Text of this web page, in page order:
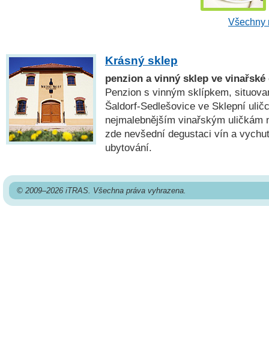
Všechny
Krásný sklep
penzion a vinný sklep ve
Penzion s vinným sklípkem,
Šaldorf-Sedlešovice ve Sklepní
nejmalebnějším vinařským uličkám
zde nevšední degustaci vín a
ubytování.
© 2009–2026 iTRAS. Všechna práva vyhrazena.